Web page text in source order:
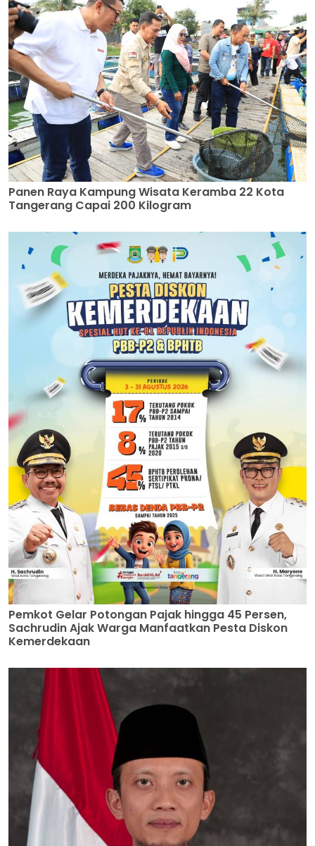
Panen Raya Kampung Wisata Keramba 22 Kota
Tangerang Capai 200 Kilogram
Pemkot Gelar Potongan Pajak hingga 45 Persen,
Sachrudin Ajak Warga Manfaatkan Pesta Diskon
Kemerdekaan